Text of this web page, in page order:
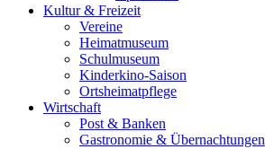
Kultur & Freizeit
Vereine
Heimatmuseum
Schulmuseum
Kinderkino-Saison
Ortsheimatpflege
Wirtschaft
Post & Banken
Gastronomie & Übernachtungen